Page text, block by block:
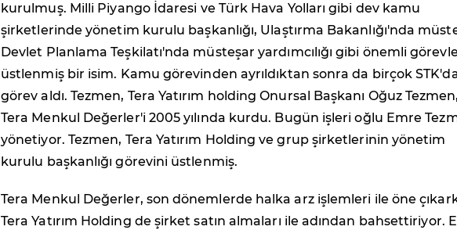
kurulmuş. Milli Piyango İdaresi ve Türk Hava Yolları gibi dev kamu
şirketlerinde yönetim kurulu başkanlığı, Ulaştırma Bakanlığı'nda
Devlet Planlama Teşkilatı'nda müsteşar yardımcılığı gibi önemli
üstlenmiş bir isim. Kamu görevinden ayrıldıktan sonra da birçok
görev aldı. Tezmen, Tera Yatırım holding Onursal Başkanı Oğuz Tezmen,
Tera Menkul Değerler'i 2005 yılında kurdu. Bugün işleri oğlu Emre
yönetiyor. Tezmen, Tera Yatırım Holding ve grup şirketlerinin yönetim
kurulu başkanlığı görevini üstlenmiş.
Tera Menkul Değerler, son dönemlerde halka arz işlemleri ile öne
Tera Yatırım Holding de şirket satın almaları ile adından bahsettiriyor.